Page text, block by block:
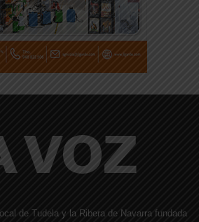
de Tudela y la Ribera de Navarra fundada